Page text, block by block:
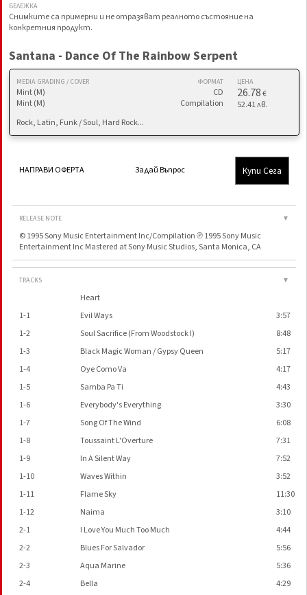
БЕЛЕЖКА
Снимките са примерни и не отразяват реалното състояние на
конкретния продукт.
Santana - Dance Of The Rainbow Serpent
MEDIA GRADING / COVER
Mint (M)
Mint (M)
ФОРМАТ
CD
Compilation
ЦЕНА
26.78€
52.41 лв.
Rock, Latin, Funk / Soul, Hard Rock...
НАПРАВИ ОФЕРТА Задай Въпрос Купи Сега
RELEASE NOTE ▼
© 1995 Sony Music Entertainment Inc/Compilation ℗ 1995 Sony Music
Entertainment Inc Mastered at Sony Music Studios, Santa Monica, CA
TRACKS ▼
Heart
1-1
Evil Ways
3:57
1-2
Soul Sacrifice (From Woodstock I)
8:48
1-3
Black Magic Woman / Gypsy Queen
5:17
1-4
Oye Como Va
4:17
1-5
Samba Pa Ti
4:43
1-6
Everybody's Everything
3:30
1-7
Song Of The Wind
6:08
1-8
Toussaint L'Overture
7:31
1-9
In A Silent Way
7:52
1-10
Waves Within
3:52
1-11
Flame Sky
11:30
1-12
Naima
3:10
2-1
I Love You Much Too Much
4:44
2-2
Blues For Salvador
5:56
2-3
Aqua Marine
5:36
2-4
Bella
4:29